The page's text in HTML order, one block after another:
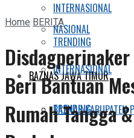
INTERNASIONAL
TRENDING
BAZNAS JAWA TIMUR
BAZNAS KABUPATEN
NASIONAL
INTERNASIONAL
TRENDING
HomeBERITA
Beri Bantuan
Rumah Tangga